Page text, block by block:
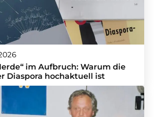
im Aufbruch: Warum die
Diaspora hochaktuell ist